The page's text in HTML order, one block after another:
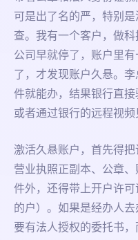
可是出了名的严，特别
查。我有一个客户，做科
公司早就停了，账户里
了，才发现账户久悬。
件就能办，结果银行直接
或者通过银行的远程视频
激活久悬账户，首先得
营业执照正副本、公章
件外，还得带上开户许
的户）。如果是经办人
要有法人授权的委托书，